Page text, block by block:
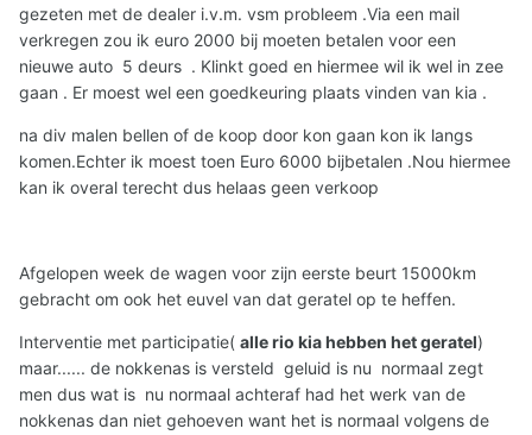
gezeten met de dealer i.v.m. vsm probleem .Via een mail
verkregen zou ik euro 2000 bij moeten betalen voor een
nieuwe auto 5 deurs . Klinkt goed en hiermee wil ik wel in zee
gaan . Er moest wel een goedkeuring plaats vinden van kia .
na div malen bellen of de koop door kon gaan kon ik langs
komen.Echter ik moest toen Euro 6000 bijbetalen .Nou hiermee
kan ik overal terecht dus helaas geen verkoop
Afgelopen week de wagen voor zijn eerste beurt 15000km
gebracht om ook het euvel van dat geratel op te heffen.
Interventie met participatie( alle rio kia hebben het geratel)
maar...... de nokkenas is versteld geluid is nu normaal zegt
men dus wat is nu normaal achteraf had het werk van de
nokkenas dan niet gehoeven want het is normaal volgens de